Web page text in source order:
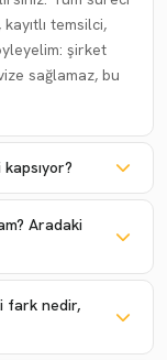
temsilci,
şirket
sağlamaz, bu
Aradaki
fark nedir,